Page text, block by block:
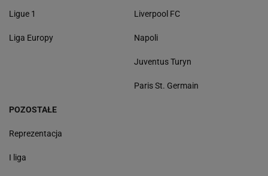
Ligue 1
Liga Europy
Liverpool FC
Napoli
Juventus Turyn
Paris St. Germain
POZOSTAŁE
Reprezentacja
I liga